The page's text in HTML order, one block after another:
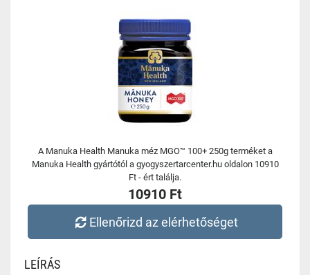
A Manuka Health Manuka méz MGO™ 100+ 250g terméket a
Manuka Health gyártótól a gyogyszertarcenter.hu oldalon 10910
Ft - ért találja.
10910 Ft
Ellenőrizd az elérhetőséget
LEÍRÁS